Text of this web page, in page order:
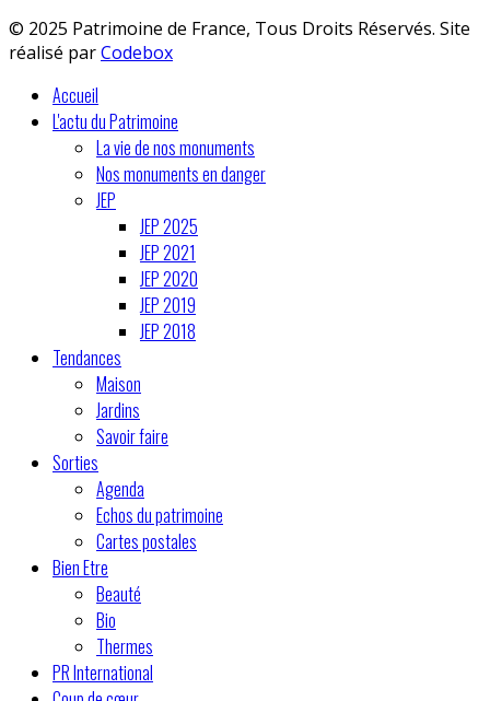
© 2025 Patrimoine de France, Tous Droits Réservés. Site
réalisé parCodebox
Accueil
L'actu du Patrimoine
La vie de nos monuments
Nos monuments en danger
JEP
JEP 2025
JEP 2021
JEP 2020
JEP 2019
JEP 2018
Tendances
Maison
Jardins
Savoir faire
Sorties
Agenda
Echos du patrimoine
Cartes postales
Bien Etre
Beauté
Bio
Thermes
PR International